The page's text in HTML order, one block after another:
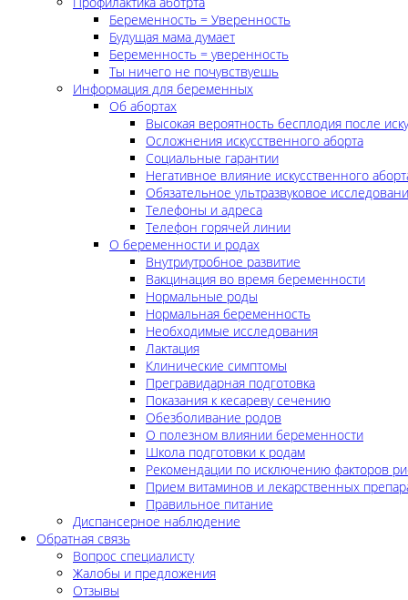
Беременность = Уверенность
Будущая мама думает
Беременность = уверенность
Ты ничего не почувствуешь
Информация для беременных
Об абортах
Высокая вероятность бесплодия после
Осложнения искусственного аборта
Социальные гарантии
Негативное влияние искусственного
Обязательное ультразвуковое
Телефоны и адреса
Телефон горячей линии
О беременности и родах
Внутриутробное развитие
Вакцинация во время беременности
Нормальные роды
Нормальная беременность
Необходимые исследования
Лактация
Клинические симптомы
Прегравидарная подготовка
Показания к кесареву сечению
Обезболивание родов
О полезном влиянии беременности
Школа подготовки к родам
Рекомендации по исключению факторов
Прием витаминов и лекарственных
Правильное питание
Диспансерное наблюдение
Обратная связь
Вопрос специалисту
Жалобы и предложения
Отзывы